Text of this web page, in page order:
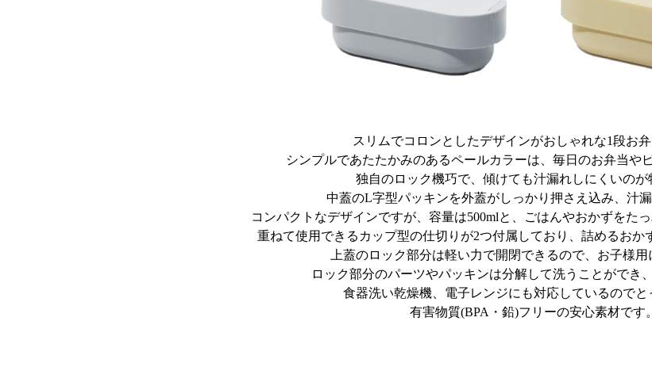
スリムでコロンとしたデザインがおしゃれな1段お弁
シンプルであたたかみのあるペールカラーは、毎日のお弁当や
独自のロック機巧で、傾けても汁漏れしにくいのが
中蓋のL字型パッキンを外蓋がしっかり押さえ込み、汁漏
コンパクトなデザインですが、容量は500mlと、ごはんやおかずをた
重ねて使用できるカップ型の仕切りが2つ付属しており、詰めるおか
上蓋のロック部分は軽い力で開閉できるので、お子様用
ロック部分のパーツやパッキンは分解して洗うことができ
食器洗い乾燥機、電子レンジにも対応しているのでと
有害物質(BPA・鉛)フリーの安心素材です。